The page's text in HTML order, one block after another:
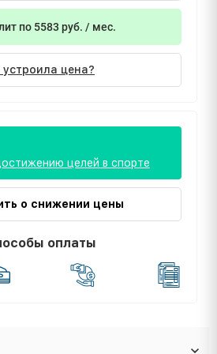
по 5583 руб. / мес.
устроила цена?
целей в спорте
о снижении цены
оплаты